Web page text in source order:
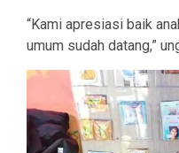
“Kami apresiasi baik
umum sudah datang,”